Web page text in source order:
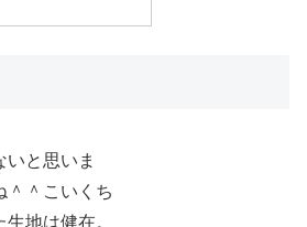
いと思いま
＾＾こいくち
地は健在。